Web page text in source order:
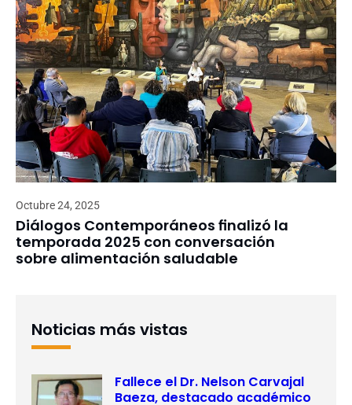
Octubre 24, 2025
Diálogos Contemporáneos finalizó la
temporada 2025 con conversación
sobre alimentación saludable
Noticias más vistas
Fallece el Dr. Nelson Carvajal
Baeza, destacado académico